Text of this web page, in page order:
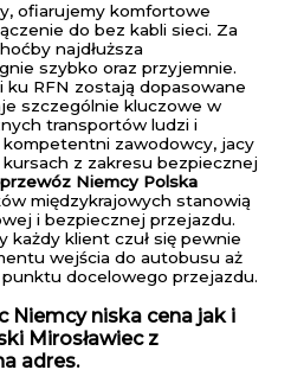
ofiarujemy komfortowe
do bez kabli sieci. Za
najdłuższa
szybko oraz przyjemnie.
ku RFN zostają dopasowane
szczególnie kluczowe w
transportów ludzi i
zawodowcy, jacy
z zakresu bezpiecznej
przewóz Niemcy Polska
międzykrajowych stanowią
i bezpiecznej przejazdu.
każdy klient czuł się pewnie
wejścia do autobusu aż
docelowego przejazdu.
Niemcy niska cena jak i
Mirosławiec z
adres.